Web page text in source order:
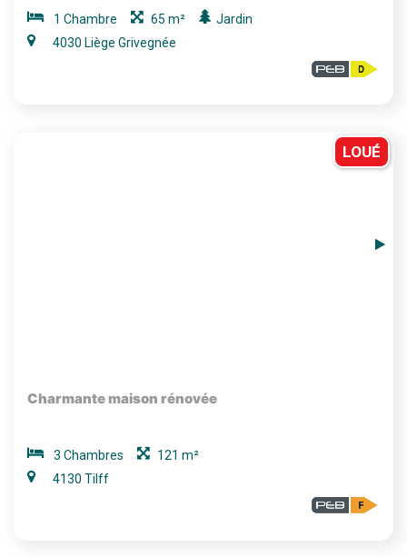
1 Chambre 65 m²
Jardin
4030 Liège Grivegnée
LOUÉ
Charmante maison rénovée
3 Chambres
121 m²
4130 Tilff